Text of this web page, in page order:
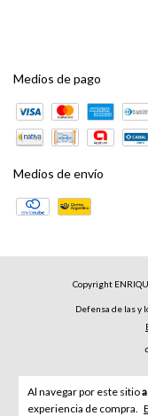
Al navegar por este sitio
experiencia de compra.
Medios de pago
Medios de envío
Copyright
Defensa de las y